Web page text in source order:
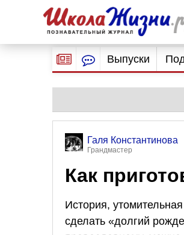
Выпуски
Галя Константинова
Грандмастер
Как
История,
сделать «долгий